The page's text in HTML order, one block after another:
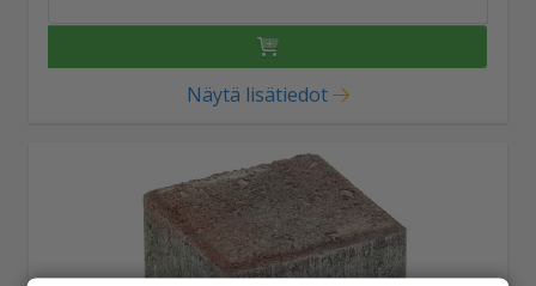
Näytä lisätiedot